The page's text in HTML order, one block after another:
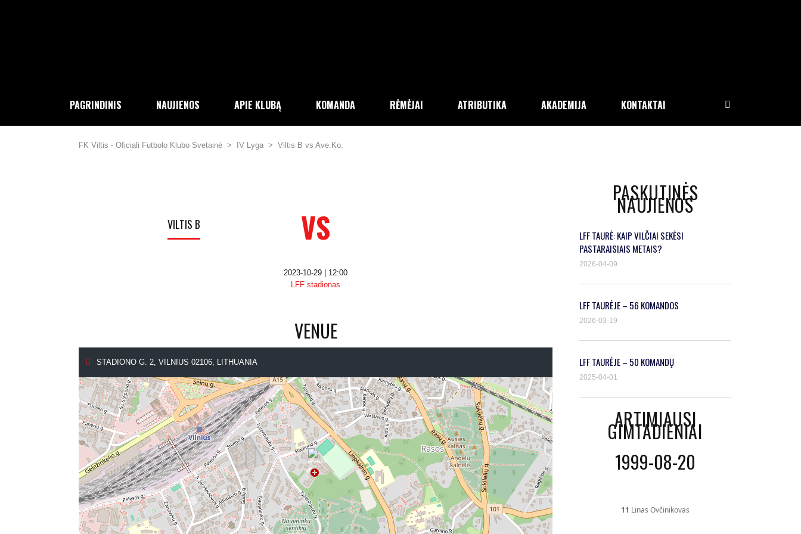
PAGRINDINIS NAUJIENOS APIE KLUBĄ KOMANDA RĖMĖJAI ATRIBUTIKA AKADEMIJA KONTAKTAI
FK Viltis - Oficiali Futbolo Klubo Svetainė > IV Lyga > Viltis B vs Ave.Ko.
VILTIS B VS
2023-10-29 | 12:00
LFF stadionas
VENUE
STADIONO G. 2, VILNIUS 02106, LITHUANIA
PASKUTINĖS
NAUJIENOS
2026-04-09
LFF TAURĖ: KAIP VILČIAI SEKĖSI
PASTARAISIAIS METAIS?
2026-03-19
LFF TAURĖJE – 56 KOMANDOS
2025-04-01
LFF TAURĖJE – 50 KOMANDŲ
ARTIMIAUSI
GIMTADIENIAI
1999-08-20
11 Linas Ovčinikovas